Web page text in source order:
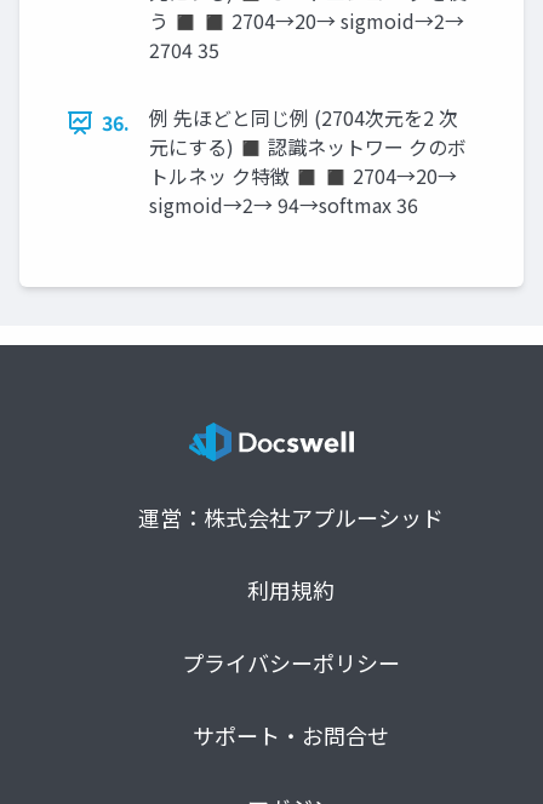
う ◼ ◼ 2704→20→ sigmoid→2→
2704 35
36.
例 先ほどと同じ例 (2704次元を2 次
元にする) ◼ 認識ネットワー クのボ
トルネッ ク特徴 ◼ ◼ 2704→20→
sigmoid→2→ 94→softmax 36
運営：株式会社アプルーシッド
利用規約
プライバシーポリシー
サポート・お問合せ